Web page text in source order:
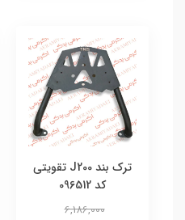
ترک بند J200 تقویتی
کد 096512
6,186,000